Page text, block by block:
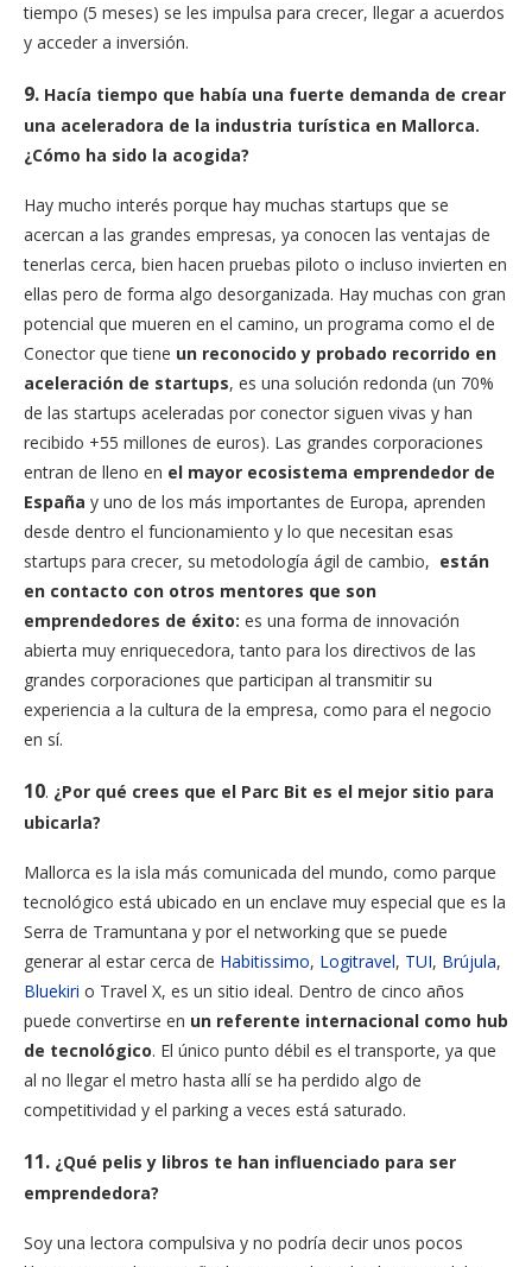
tiempo (5 meses) se les impulsa para crecer, llegar a acuerdos
y acceder a inversión.
9. Hacía tiempo que había una fuerte demanda de crear
una aceleradora de la industria turística en Mallorca.
¿Cómo ha sido la acogida?
Hay mucho interés porque hay muchas startups que se
acercan a las grandes empresas, ya conocen las ventajas de
tenerlas cerca, bien hacen pruebas piloto o incluso invierten en
ellas pero de forma algo desorganizada. Hay muchas con gran
potencial que mueren en el camino, un programa como el de
Conector que tiene un reconocido y probado recorrido en
aceleración de startups, es una solución redonda (un 70%
de las startups aceleradas por conector siguen vivas y han
recibido +55 millones de euros). Las grandes corporaciones
entran de lleno en el mayor ecosistema emprendedor de
España y uno de los más importantes de Europa, aprenden
desde dentro el funcionamiento y lo que necesitan esas
startups para crecer, su metodología ágil de cambio, están
en contacto con otros mentores que son
emprendedores de éxito: es una forma de innovación
abierta muy enriquecedora, tanto para los directivos de las
grandes corporaciones que participan al transmitir su
experiencia a la cultura de la empresa, como para el negocio
en sí.
10. ¿Por qué crees que el Parc Bit es el mejor sitio para
ubicarla?
Mallorca es la isla más comunicada del mundo, como parque
tecnológico está ubicado en un enclave muy especial que es la
Serra de Tramuntana y por el networking que se puede
generar al estar cerca de Habitissimo, Logitravel, TUI, Brújula,
Bluekiri o Travel X, es un sitio ideal. Dentro de cinco años
puede convertirse en un referente internacional como hub
de tecnológico. El único punto débil es el transporte, ya que
al no llegar el metro hasta allí se ha perdido algo de
competitividad y el parking a veces está saturado.
11. ¿Qué pelis y libros te han influenciado para ser
emprendedora?
Soy una lectora compulsiva y no podría decir unos pocos